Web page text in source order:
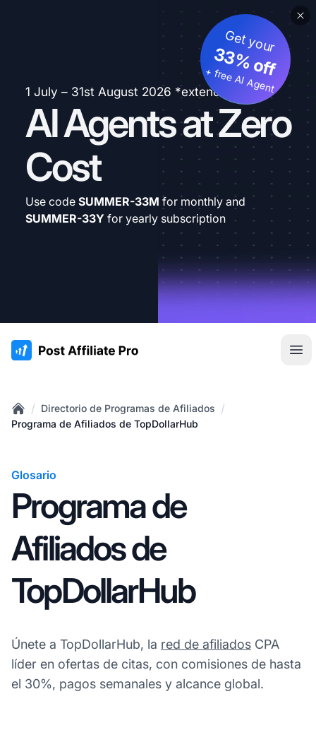
1 July – 31st August 2026 *extended
AI Agents at Zero
Cost
Get your
33% off
+ free AI Agent
Use code SUMMER-33M for monthly and
SUMMER-33Y for yearly subscription
:site.title
Home
/ Directorio de Programas de Afiliados /
Programa de Afiliados de TopDollarHub
Glosario
Programa de
Afiliados de
TopDollarHub
Únete a TopDollarHub, la red de afiliados CPA
líder en ofertas de citas, con comisiones de hasta
el 30%, pagos semanales y alcance global.